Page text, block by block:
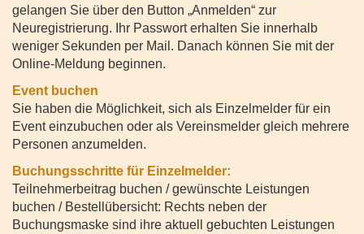
gelangen Sie über den Button „Anmelden“ zur
Neuregistrierung. Ihr Passwort erhalten Sie innerhalb
weniger Sekunden per Mail. Danach können Sie mit der
Online-Meldung beginnen.
Event buchen
Sie haben die Möglichkeit, sich als Einzelmelder für ein
Event einzubuchen oder als Vereinsmelder gleich mehrere
Personen anzumelden.
Buchungsschritte für Einzelmelder:
Teilnehmerbeitrag buchen / gewünschte Leistungen
buchen / Bestellübersicht: Rechts neben der
Buchungsmaske sind ihre aktuell gebuchten Leistungen